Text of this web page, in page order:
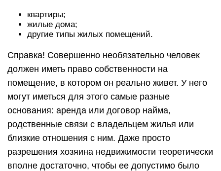
квартиры;
жилые дома;
другие типы жилых помещений.
Справка! Совершенно необязательно человек
должен иметь право собственности на
помещение, в котором он реально живет. У него
могут иметься для этого самые разные
основания: аренда или договор найма,
родственные связи с владельцем жилья или
близкие отношения с ним. Даже просто
разрешения хозяина недвижимости теоретически
вполне достаточно, чтобы ее допустимо было